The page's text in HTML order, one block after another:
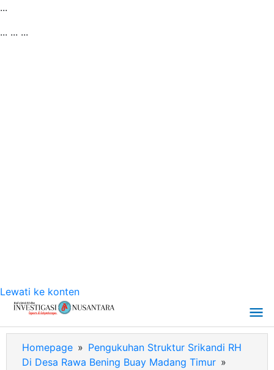
...
... ... ...
Lewati ke konten
Homepage » Pengukuhan Struktur Srikandi RH
Di Desa Rawa Bening Buay Madang Timur »